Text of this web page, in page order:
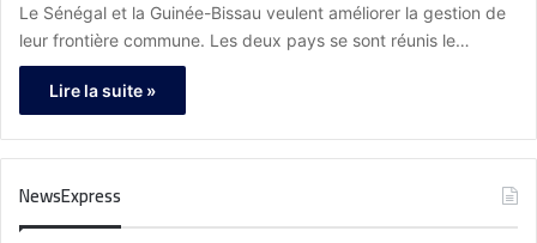
Le Sénégal et la Guinée-Bissau veulent améliorer la gestion de
leur frontière commune. Les deux pays se sont réunis le…
Lire la suite »
NewsExpress